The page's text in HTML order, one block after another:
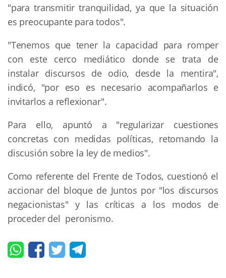
"para transmitir tranquilidad, ya que la situación
es preocupante para todos".
"Tenemos que tener la capacidad para romper
con este cerco mediático donde se trata de
instalar discursos de odio, desde la mentira",
indicó, "por eso es necesario acompañarlos e
invitarlos a reflexionar".
Para ello, apuntó a "regularizar cuestiones
concretas con medidas políticas, retomando la
discusión sobre la ley de medios".
Como referente del Frente de Todos, cuestionó el
accionar del bloque de Juntos por "los discursos
negacionistas" y las críticas a los modos de
proceder del peronismo.